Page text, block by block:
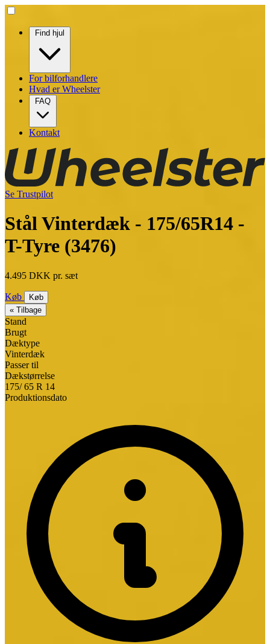
Find hjul
For bilforhandlere
Hvad er Wheelster
FAQ
Kontakt
Se Trustpilot
Stål Vinterdæk - 175/65R14 -
T-Tyre (3476)
4.495 DKK pr. sæt
Køb
Køb
« Tilbage
Stand
Brugt
Dæktype
Vinterdæk
Passer til
Dækstørrelse
175/ 65 R 14
Produktionsdato